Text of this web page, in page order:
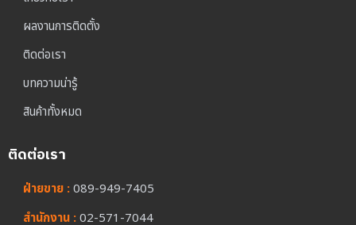
ผลงานการติดตั้ง
ติดต่อเรา
บทความน่ารู้
สินค้าทั้งหมด
ติดต่อเรา
ฝ่ายขาย :089-949-7405
สำนักงาน :02-571-7044